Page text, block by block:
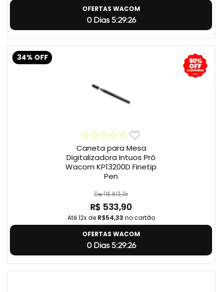
OFERTAS WACOM
0 Dias 5:29:24
34% OFF
Caneta para Mesa
Digitalizadora Intuos Pró
Wacom KP13200D Finetip
Pen
De R$ 813,36
R$ 533,90
Até 12x de R$54,33 no cartão
OFERTAS WACOM
0 Dias 5:29:24